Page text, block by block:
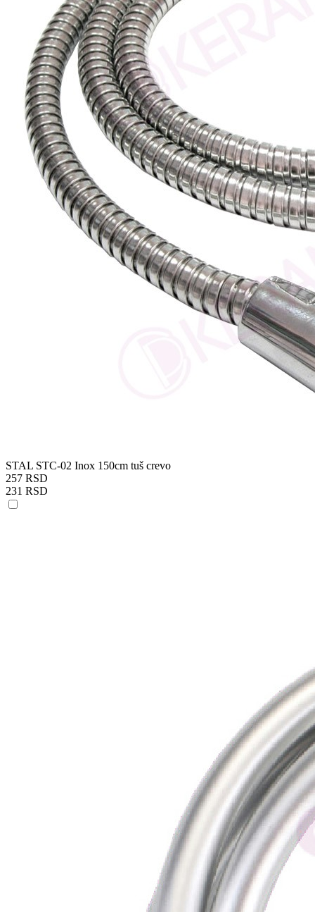
STAL STC-02 Inox 150cm tuš crevo
257 RSD
231 RSD